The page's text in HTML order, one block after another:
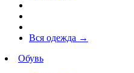
Вся одежда →
Обувь